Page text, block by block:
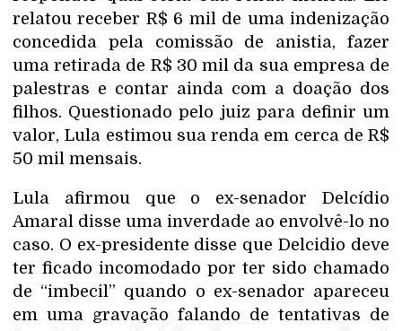
relatou receber R$ 6 mil de uma indenização
concedida pela comissão de anistia, fazer
uma retirada de R$ 30 mil da sua empresa de
palestras e contar ainda com a doação dos
filhos. Questionado pelo juiz para definir um
valor, Lula estimou sua renda em cerca de R$
50 mil mensais.
Lula afirmou que o ex-senador Delcídio
Amaral disse uma inverdade ao envolvê-lo no
caso. O ex-presidente disse que Delcidio deve
ter ficado incomodado por ter sido chamado
de “imbecil” quando o ex-senador apareceu
em uma gravação falando de tentativas de